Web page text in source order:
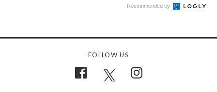
Recommended by
FOLLOW US